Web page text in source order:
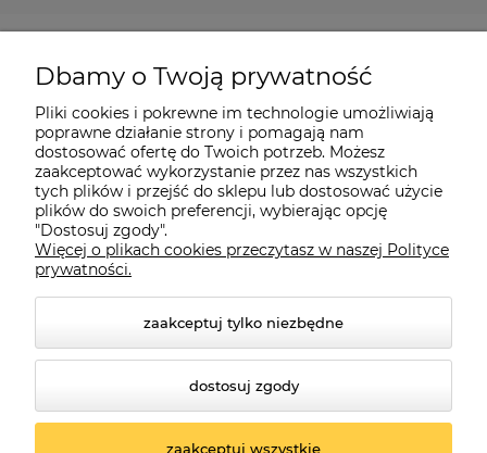
Moje konto
O firmie
Czerwona Dynia|ul. Konarskiego 9a| 66-200 Świebodzin |
Dbamy o Twoją prywatność
Pliki cookies i pokrewne im technologie umożliwiają
poprawne działanie strony i pomagają nam
dostosować ofertę do Twoich potrzeb. Możesz
zaakceptować wykorzystanie przez nas wszystkich
tych plików i przejść do sklepu lub dostosować użycie
plików do swoich preferencji, wybierając opcję
"Dostosuj zgody".
Więcej o plikach cookies przeczytasz w naszej Polityce
prywatności.
zaakceptuj tylko niezbędne
dostosuj zgody
zaakceptuj wszystkie